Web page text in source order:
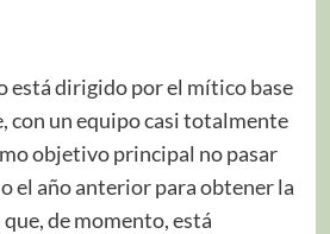
está dirigido por el mítico base
con un equipo casi totalmente
objetivo principal no pasar
el año anterior para obtener la
de momento, está